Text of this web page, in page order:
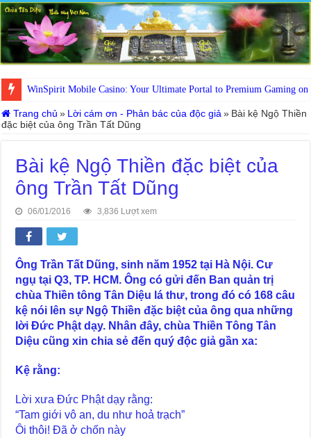
WinSpirit Mobile Casino: Your Ultimate Portal to Premium Gaming on
Trang chủ » Lời cám ơn - Phản bác của độc giả » Bài kệ Ngộ Thiền
đặc biệt của ông Trần Tất Dũng
Bài kệ Ngộ Thiền đặc biệt của
ông Trần Tất Dũng
06/01/2016 3,836 Lượt xem
Ông Trần Tất Dũng, sinh năm 1952 tại Hà Nội. Cư
ngụ tại Q3, TP. HCM. Ông có gửi đến Ban quản trị
chùa Thiền tông Tân Diệu lá thư, trong đó có 168 câu
kệ nói lên sự Ngộ Thiền đặc biệt của ông qua những
lời Đức Phật dạy. Nhân đây, chùa Thiền Tông Tân
Diệu cũng xin chia sẻ đến quý độc giả gần xa:
Kệ rằng:
Lời xưa Đức Phật dạy rằng:
“Tam giới vô an, du như hoả trạch”
Ôi thôi! Đã ở chốn này